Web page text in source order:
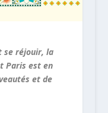
se réjouir, la
Paris est en
et de